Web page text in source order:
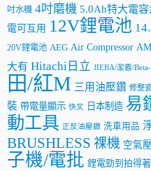
吋水機 4吋磨機 5.0Ah特大電容
電可互用 12V鋰電池
20V鋰電池 AEG Air Compressor
大有 Hitachi日立 JIEBA/潔霸/
田/紅M 三用油壓鑽 修整
裝 帶電量顯示 快叉 日本制造 易
動工具 正反油壓鑽 洗車用品
BRUSHLESS 祼機 空氣
子機/電批 鋰電勁到拍得